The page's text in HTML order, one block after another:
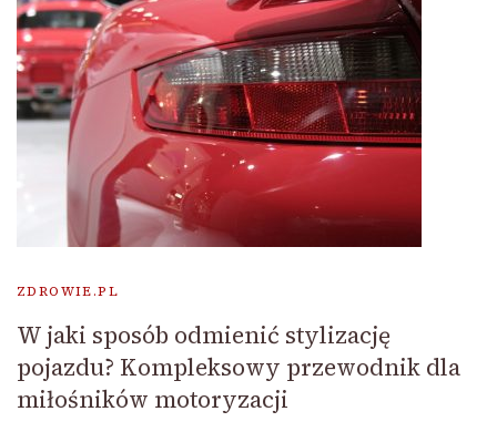
ZDROWIE.PL
W jaki sposób odmienić stylizację
pojazdu? Kompleksowy przewodnik dla
miłośników motoryzacji